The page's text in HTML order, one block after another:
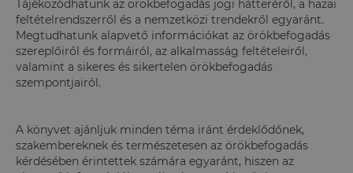
Tájékozódhatunk az örökbefogadás jogi hátteréről, a hazai
feltételrendszerről és a nemzetközi trendekről egyaránt.
Megtudhatunk alapvető információkat az örökbefogadás
szereplőiről és formáiról, az alkalmasság feltételeiről,
valamint a sikeres és sikertelen örökbefogadás
szempontjairól.
A könyvet ajánljuk minden téma iránt érdeklődőnek,
szakembereknek és természetesen az örökbefogadás
kérdésében érintettek számára egyaránt, hiszen az